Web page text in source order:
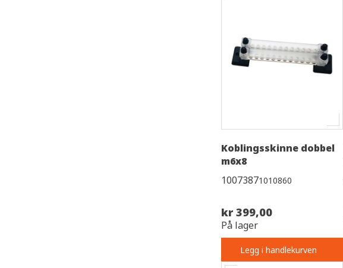
Koblingsskinne dobbel
m6x8
10073871010860
kr 399,00
På lager
Legg i handlekurven